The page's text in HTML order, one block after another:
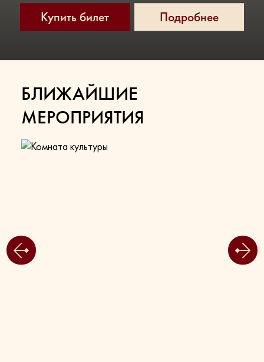
Купить билет Подробнее
БЛИЖАЙШИЕ
МЕРОПРИЯТИЯ